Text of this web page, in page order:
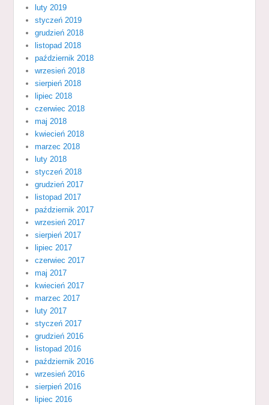
luty 2019
styczeń 2019
grudzień 2018
listopad 2018
październik 2018
wrzesień 2018
sierpień 2018
lipiec 2018
czerwiec 2018
maj 2018
kwiecień 2018
marzec 2018
luty 2018
styczeń 2018
grudzień 2017
listopad 2017
październik 2017
wrzesień 2017
sierpień 2017
lipiec 2017
czerwiec 2017
maj 2017
kwiecień 2017
marzec 2017
luty 2017
styczeń 2017
grudzień 2016
listopad 2016
październik 2016
wrzesień 2016
sierpień 2016
lipiec 2016